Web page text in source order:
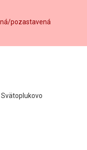
pozastavená